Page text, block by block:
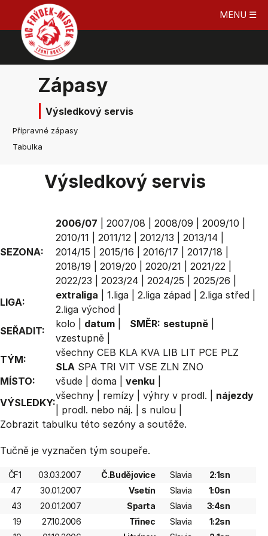
MENU ☰
Zápasy
Výsledkový servis
Přípravné zápasy
Tabulka
Výsledkový servis
SEZONA:
2006/07 2007/08 2008/09 2009/10
2010/11
2011/12 2012/13 2013/14
2014/15
2015/16 2016/17 2017/18
2018/19
2019/20 2020/21 2021/22
2022/23
2023/24 2024/25 2025/26
LIGA:
extraliga 1.liga 2.liga západ 2.liga střed
2.liga východ
SEŘADIT:
kolo datum SMĚR: sestupně
vzestupně
TÝM:
všechny CEB KLA KVA LIB LIT PCE PLZ
SLA SPA TRI VIT VSE ZLN ZNO
MÍSTO:
všude doma venku
VÝSLEDKY:
všechny remízy výhry v prodl.
nájezdy
prodl. nebo náj. s nulou
Zobrazit tabulku této sezóny a soutěže.
Tučně je vyznačen tým soupeře.
ČF1 03.03.2007 Č.Budějovice Slavia
2:1sn
47
30.01.2007 Vsetín Slavia
1:0sn
43
20.01.2007 Sparta Slavia
3:4sn
19
27.10.2006 Třinec Slavia
1:2sn